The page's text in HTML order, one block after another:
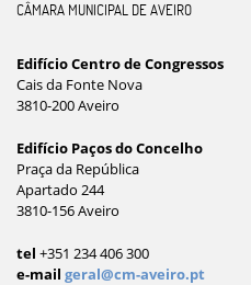
CÂMARA MUNICIPAL DE AVEIRO
Edifício Centro de Congressos
Cais da Fonte Nova
3810-200 Aveiro
Edifício Paços do Concelho
Praça da República
Apartado 244
3810-156 Aveiro
tel +351 234 406 300
e-mail geral@cm-aveiro.pt